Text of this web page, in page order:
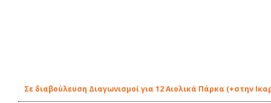
Σε διαβούλευση Διαγωνισμοί για 12 Αιολικά Πάρκα (+στην